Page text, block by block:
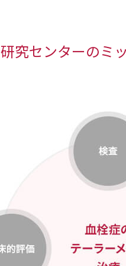
研究センターのミ